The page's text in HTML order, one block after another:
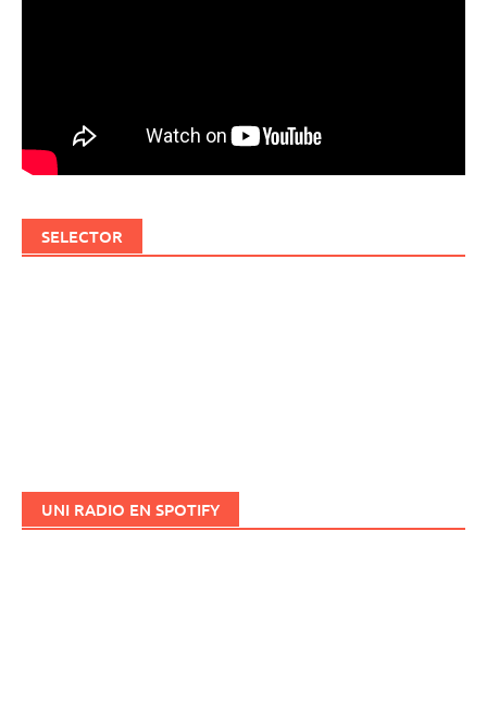
SELECTOR
UNI RADIO EN SPOTIFY